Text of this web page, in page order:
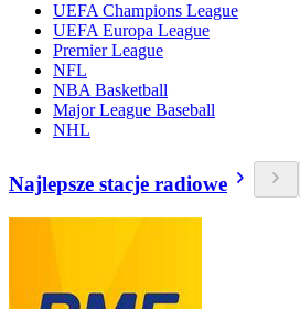
UEFA Champions League
UEFA Europa League
Premier League
NFL
NBA Basketball
Major League Baseball
NHL
Najlepsze stacje radiowe